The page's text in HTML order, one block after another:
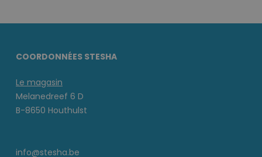
COORDONNÉES STESHA
Le magasin
Melanedreef 6 D
B-8650 Houthulst
info@stesha.be